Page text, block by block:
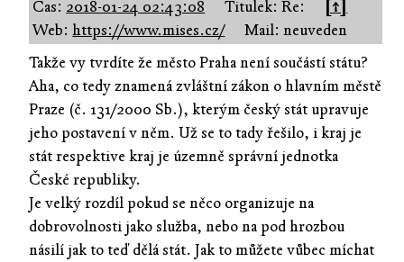
Čas: 2018-01-24 02:43:08 Titulek: Re:
[↑]
Web:https://www.mises.cz/
Mail: neuveden
Takže vy tvrdíte že město Praha není součástí státu?
Aha, co tedy znamená zvláštní zákon o hlavním městě
Praze (č. 131/2000 Sb.), kterým český stát upravuje
jeho postavení v něm. Už se to tady řešilo, i kraj je
stát respektive kraj je územně správní jednotka
České republiky.
Je velký rozdíl pokud se něco organizuje na
dobrovolnosti jako služba, nebo na pod hrozbou
násilí jak to teď dělá stát. Jak to můžete vůbec míchat